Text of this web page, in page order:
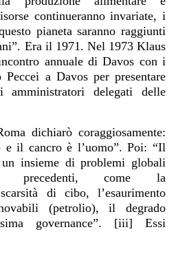
continueranno invariate, i
pianeta saranno raggiunti
Era il 1971. Nel 1973 Klaus
annuale di Davos con i
Peccei a Davos per presentare
delegati delle
dichiarò coraggiosamente:
e il cancro è l’uomo”. Poi: “Il
insieme di problemi globali
precedenti, come la
di cibo, l’esaurimento
(petrolio), il degrado
governance”. [iii] Essi